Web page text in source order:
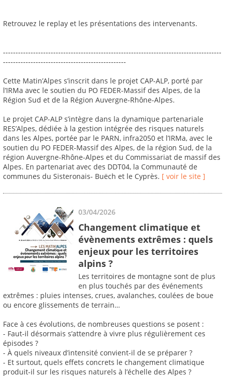
Retrouvez le replay et les présentations des intervenants.
---------------------------------------------------------------------------------------
-------------------------------------------------
Cette Matin’Alpes s’inscrit dans le projet CAP-ALP, porté par
l’IRMa avec le soutien du PO FEDER-Massif des Alpes, de la
Région Sud et de la Région Auvergne-Rhône-Alpes.
Le projet CAP-ALP s’intègre dans la dynamique partenariale
RES’Alpes, dédiée à la gestion intégrée des risques naturels
dans les Alpes, portée par le PARN, infra2050 et l’IRMa, avec le
soutien du PO FEDER-Massif des Alpes, de la région Sud, de la
région Auvergne-Rhône-Alpes et du Commissariat de massif des
Alpes. En partenariat avec des DDT04, la Communauté de
communes du Sisteronais- Buëch et le Cyprès. [ voir le site ]
03/04/2026
Changement climatique et
évènements extrêmes : quels
enjeux pour les territoires
alpins ?
Les territoires de montagne sont de plus
en plus touchés par des événements
extrêmes : pluies intenses, crues, avalanches, coulées de boue
ou encore glissements de terrain…
Face à ces évolutions, de nombreuses questions se posent :
- Faut-il désormais s’attendre à vivre plus régulièrement ces
épisodes ?
- À quels niveaux d’intensité convient-il de se préparer ?
- Et surtout, quels effets concrets le changement climatique
produit-il sur les risques naturels à l’échelle des Alpes ?